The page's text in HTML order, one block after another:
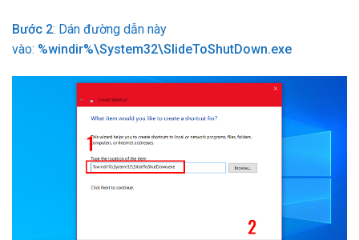
Bước 2: Dán đường dẫn này
vào: %windir%\System32\SlideToShutDown.exe